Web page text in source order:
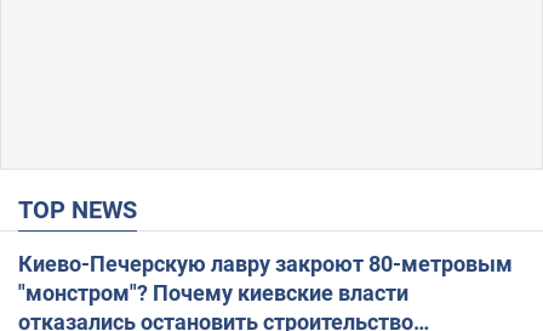
TOP NEWS
Киево-Печерскую лавру закроют 80-метровым
"монстром"? Почему киевские власти
отказались остановить строительство